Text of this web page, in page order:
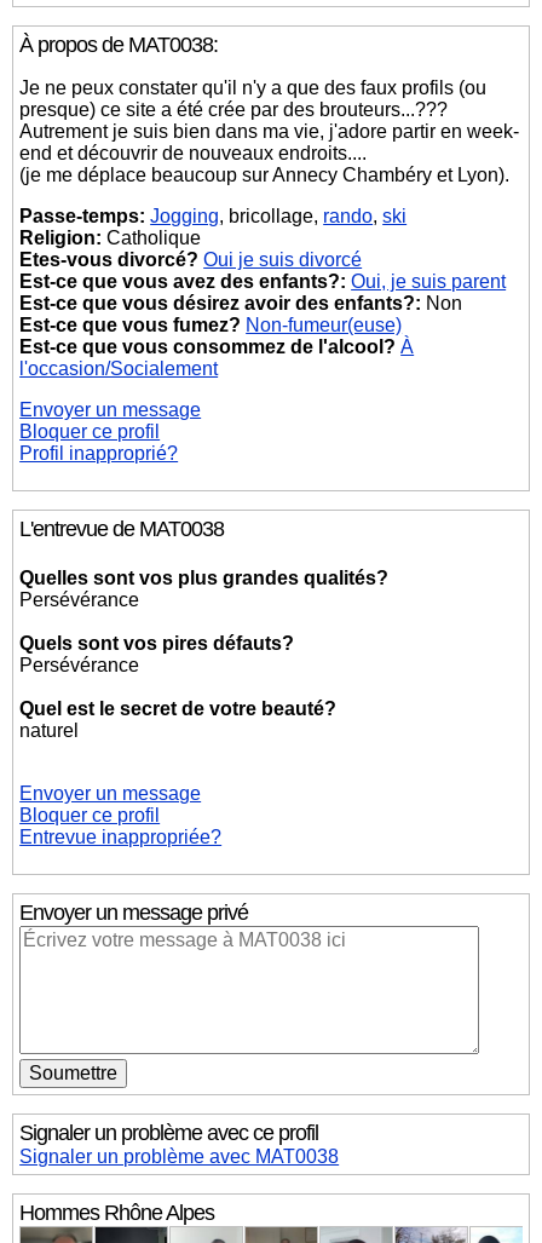
À propos de MAT0038:
Je ne peux constater qu'il n'y a que des faux profils (ou
presque) ce site a été crée par des brouteurs...???
Autrement je suis bien dans ma vie, j'adore partir en week-
end et découvrir de nouveaux endroits....
(je me déplace beaucoup sur Annecy Chambéry et Lyon).
Passe-temps: Jogging, bricollage, rando,ski
Religion: Catholique
Etes-vous divorcé? Oui je suis divorcé
Est-ce que vous avez des enfants?: Oui, je suis parent
Est-ce que vous désirez avoir des enfants?: Non
Est-ce que vous fumez? Non-fumeur(euse)
Est-ce que vous consommez de l'alcool? À
l'occasion/Socialement
Envoyer un message
Bloquer ce profil
Profil inapproprié?
L'entrevue de MAT0038
Quelles sont vos plus grandes qualités?
Persévérance
Quels sont vos pires défauts?
Persévérance
Quel est le secret de votre beauté?
naturel
Envoyer un message
Bloquer ce profil
Entrevue inappropriée?
Envoyer un message privé
Signaler un problème avec ce profil
Signaler un problème avec MAT0038
HommesRhône Alpes